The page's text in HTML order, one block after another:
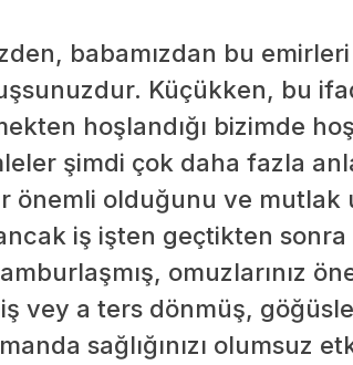
babamızdan bu
Küçükken, bu
hoşlandığı bizimde
şimdi çok daha fazla
önemli olduğunu ve mutlak
iş işten geçtikten sonra
omuzlarınız
vey a ters dönmüş,
sağlığınızı olumsuz